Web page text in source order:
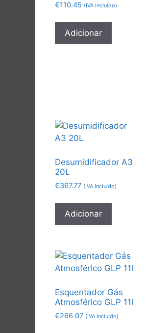
€110.45 (IVA Incluído)
Adicionar
Desumidificador A3
20L
€367.77 (IVA Incluído)
Adicionar
Esquentador Gás
Atmosférico GLP 11l
€266.07 (IVA Incluído)